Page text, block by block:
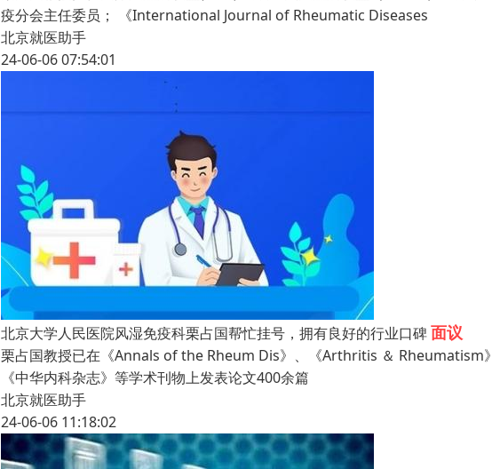
疫分会主任委员； 《International Journal of Rheumatic Diseases
北京就医助手
24-06-06 07:54:01
北京大学人民医院风湿免疫科栗占国帮忙挂号，拥有良好的行业口碑面议
栗占国教授已在《Annals of the Rheum Dis》、《Arthritis ＆
《中华内科杂志》等学术刊物上发表论文400余篇
北京就医助手
24-06-06 11:18:02